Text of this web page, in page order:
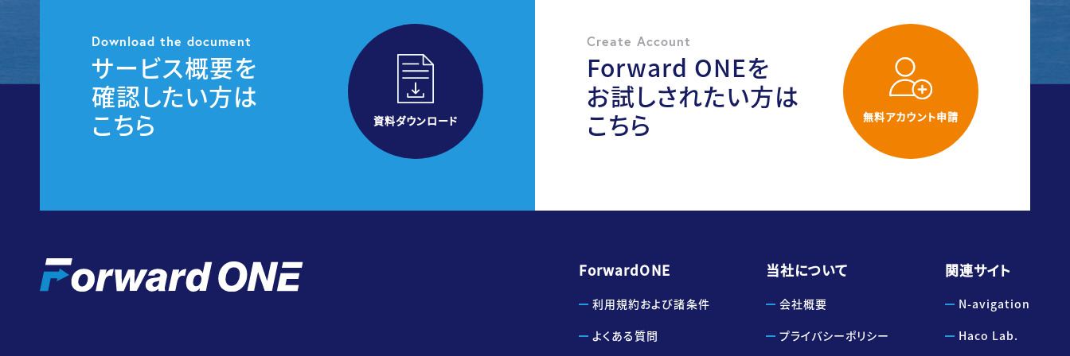
Download the document
サービス概要を
確認したい方は
こちら
資料ダウンロード
Create Account
Forward ONEを
お試しされたい方は
こちら
無料アカウント申請
ForwardONE
利用規約および諸条件
よくある質問
当社について
会社概要
プライバシーポリシー
関連サイト
N-avigation
Haco Lab.